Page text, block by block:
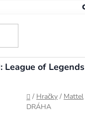
League of Legends
Domů
/ Hračky / Mattel
DRÁHA